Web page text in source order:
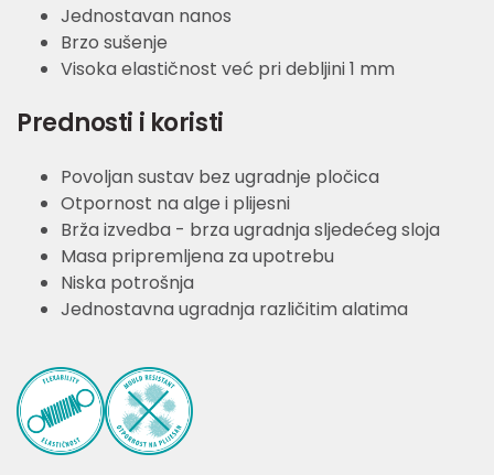
Jednostavan nanos
Brzo sušenje
Visoka elastičnost već pri debljini 1 mm
Prednosti i koristi
Povoljan sustav bez ugradnje pločica
Otpornost na alge i plijesni
Brža izvedba - brza ugradnja sljedećeg sloja
Masa pripremljena za upotrebu
Niska potrošnja
Jednostavna ugradnja različitim alatima